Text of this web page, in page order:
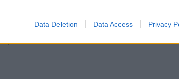
Data Deletion Data Access Privacy
Πώς η ΑΒ
Stoiximan: «Πού
στιγμές του Ολυμπιακού